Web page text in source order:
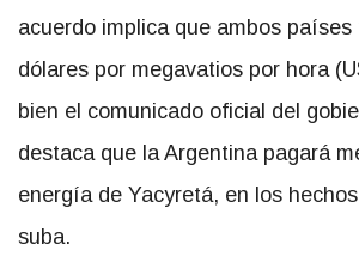
acuerdo implica que ambos países
dólares por megavatios por hora
bien el comunicado oficial del
destaca que la Argentina pagará
energía de Yacyretá, en los
suba.